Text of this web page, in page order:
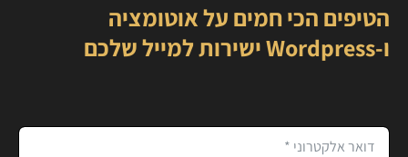
הטיפים הכי חמים על אוטומציה
ו-Wordpress ישירות למייל שלכם